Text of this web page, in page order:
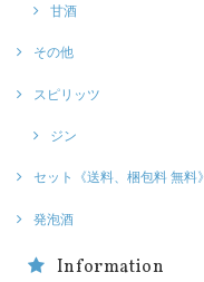
甘酒
その他
スピリッツ
ジン
セット《送料、梱包料 無料》
発泡酒
Information